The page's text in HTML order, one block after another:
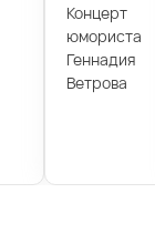
Концерт
юмориста
Геннадия
Ветрова